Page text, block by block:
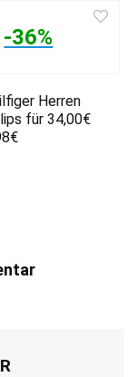
-36%
Herren
für 34,00€